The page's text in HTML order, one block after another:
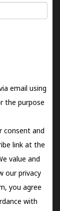
email using
the purpose
consent and
link at the
value and
our privacy
you agree
with